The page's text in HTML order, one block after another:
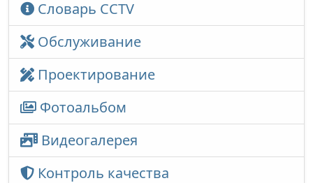
Словарь CCTV
Обслуживание
Проектирование
Фотоальбом
Видеогалерея
Контроль качества